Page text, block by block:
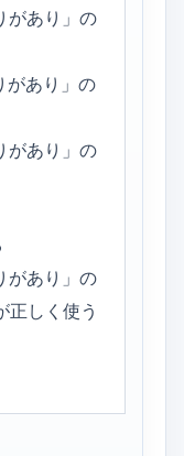
があり」の
があり」の
があり」の
があり」の
正しく使う